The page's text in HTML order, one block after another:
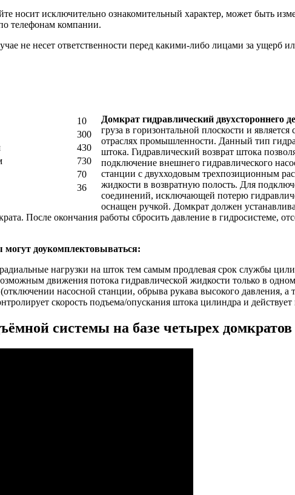
носит исключительно ознакомительный характер, может быть
телефонам компании.
не несет ответственности перед какими-либо лицами за
10
300
430
730
70
36
Домкрат гидравлический двухстороннего
груза в горизонтальной плоскости и
отраслях промышленности. Данный тип
штока. Гидравлический возврат штока
подключение внешнего гидравлического
станции с двухходовым трехпозиционным
жидкости в возвратную полость. Для
соединений, исключающей потерю
оснащен ручкой. Домкрат должен
После окончания работы сбросить давление в гидросистеме,
доукомплектовываться:
нагрузки на шток тем самым продлевая срок службы
движения потока гидравлической жидкости только в
насосной станции, обрыва рукава высокого давления, а
скорость подъема/опускания штока цилиндра и
системы на базе четырех